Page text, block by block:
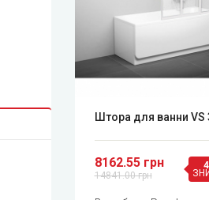
Штора для ванни VS
8162.55 грн
14841.00 грн